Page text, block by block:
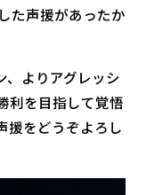
た声援があったか
、よりアグレッシ
利を目指して覚悟
援をどうぞよろし